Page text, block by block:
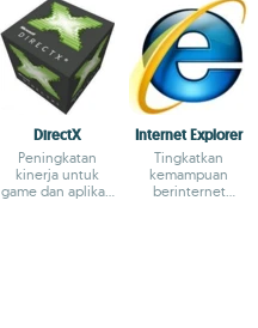
DirectX
Peningkatan
kinerja untuk
game dan aplikasi
Internet Explorer
Tingkatkan
kemampuan
berinternet